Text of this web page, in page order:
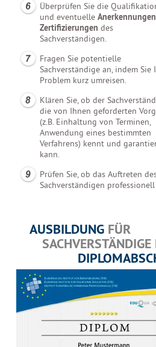
Überprüfen Sie die
und eventuelle
Zertifizierungen des
Sachverständigen.
Fragen Sie potentielle
Sachverständige an, indem Sie
Problem kurz umreisen.
Klären Sie, ob der
die von Ihnen geforderten
(z.B. Einhaltung von Terminen,
Anwendung eines bestimmten
Verfahrens) kennt und
kann.
Prüfen Sie, ob das Auftreten
Sachverständigen
AUSBILDUNG FÜR